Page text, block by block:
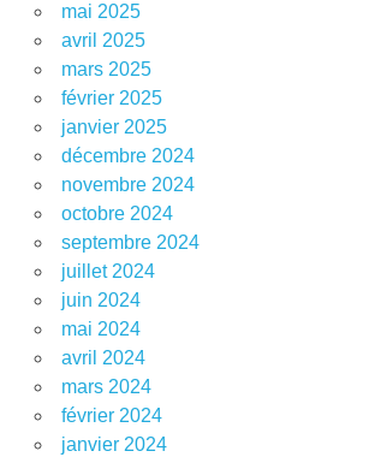
mai 2025
avril 2025
mars 2025
février 2025
janvier 2025
décembre 2024
novembre 2024
octobre 2024
septembre 2024
juillet 2024
juin 2024
mai 2024
avril 2024
mars 2024
février 2024
janvier 2024